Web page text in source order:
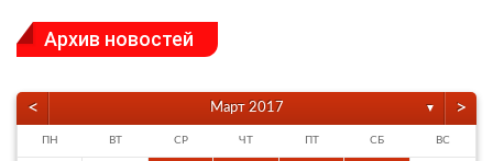
Архив новостей
< Март 2017 ▼ >
ПН ВТ СР ЧТ ПТ СБ ВС